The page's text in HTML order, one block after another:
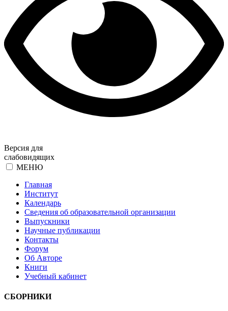
Версия для
слабовидящих
МЕНЮ
Главная
Институт
Календарь
Сведения об образовательной организации
Выпускники
Научные публикации
Контакты
Форум
Об Авторе
Книги
Учебный кабинет
СБОРНИКИ